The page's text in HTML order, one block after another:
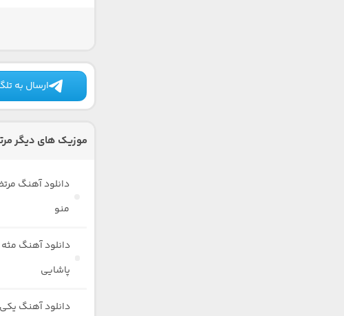
ارسال به
موزیک های دیگر
دانلود آهنگ
منو
دانلود آهنگ
پاشایی
دانلود آهنگ